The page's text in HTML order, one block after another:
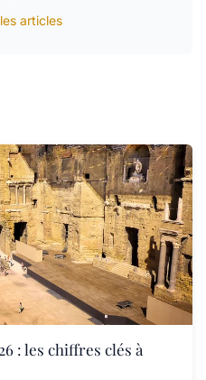
articles
: les chiffres clés à